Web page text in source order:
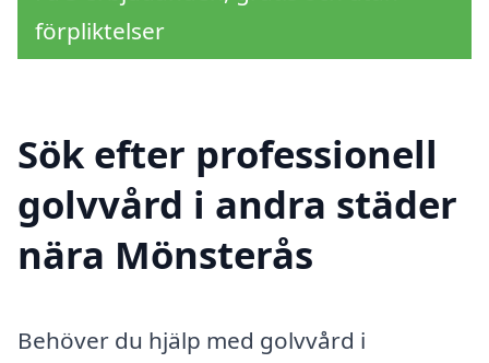
förpliktelser
Sök efter professionell
golvvård i andra städer
nära Mönsterås
Behöver du hjälp med golvvård i